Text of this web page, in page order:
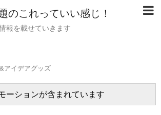
のこれっていい感じ！
報を載せていきます
アイデアグッズ
ーションが含まれています